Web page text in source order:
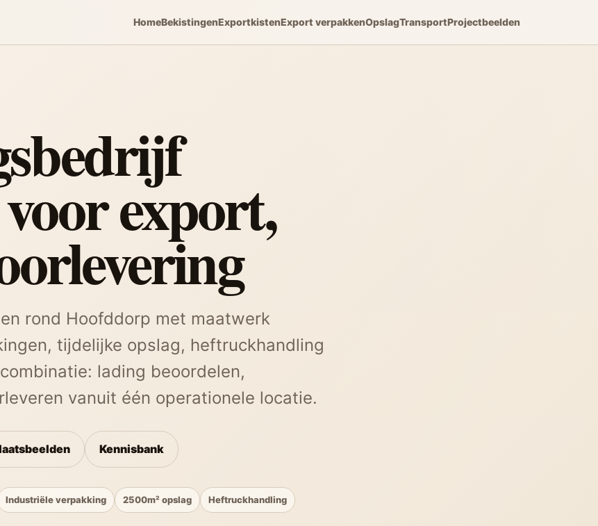
HomeBekistingenExportkistenExport verpakkenOpslagTransportProjectbeelden
export,
rond Hoofddorp met maatwerk
tijdelijke opslag, heftruckhandling
lading beoordelen,
vanuit één operationele locatie.
Kennisbank
Industriële verpakking 2500m² opslag Heftruckhandling